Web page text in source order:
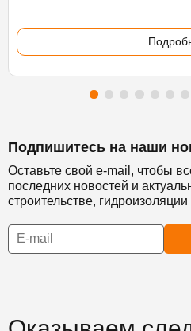
Подпишитесь на наши
Оставьте свой e-mail, чтобы
последних новостей и
строительстве,